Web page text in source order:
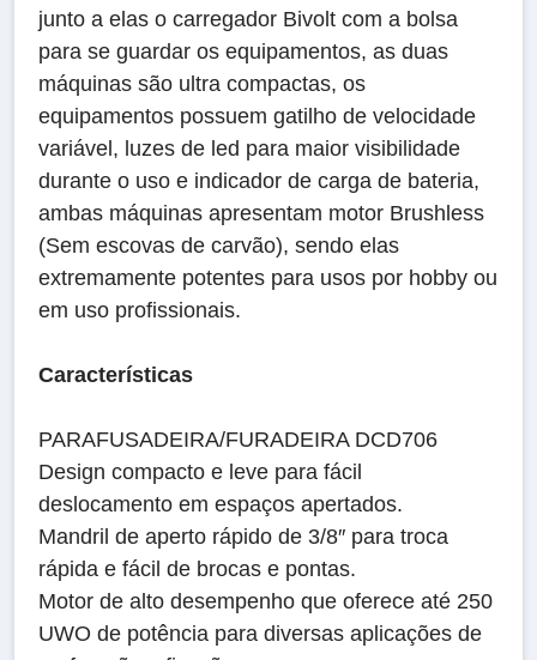
junto a elas o carregador Bivolt com a bolsa
para se guardar os equipamentos, as duas
máquinas são ultra compactas, os
equipamentos possuem gatilho de velocidade
variável, luzes de led para maior visibilidade
durante o uso e indicador de carga de bateria,
ambas máquinas apresentam motor Brushless
(Sem escovas de carvão), sendo elas
extremamente potentes para usos por hobby ou
em uso profissionais.
Características
PARAFUSADEIRA/FURADEIRA DCD706
Design compacto e leve para fácil
deslocamento em espaços apertados.
Mandril de aperto rápido de 3/8″ para troca
rápida e fácil de brocas e pontas.
Motor de alto desempenho que oferece até 250
UWO de potência para diversas aplicações de